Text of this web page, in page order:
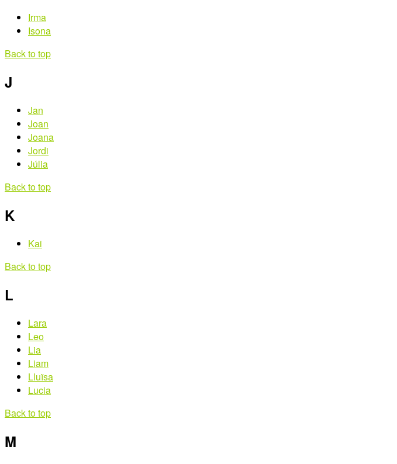
Irma
Isona
Back to top
J
Jan
Joan
Joana
Jordi
Júlia
Back to top
K
Kai
Back to top
L
Lara
Leo
Lia
Liam
Lluïsa
Lucia
Back to top
M